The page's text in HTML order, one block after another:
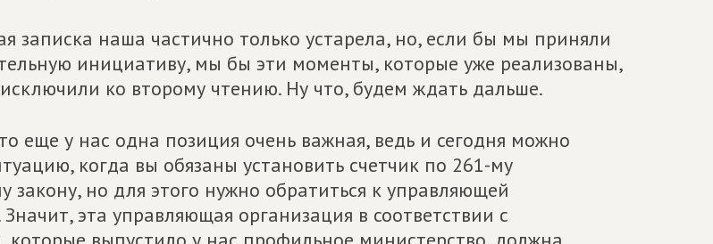
записка наша частично только устарела, но, если бы мы приняли
инициативу, мы бы эти моменты, которые уже реализованы,
исключили ко второму чтению. Ну что, будем ждать дальше.
еще у нас одна позиция очень важная, ведь и сегодня можно
когда вы обязаны установить счетчик по 261-му
закону, но для этого нужно обратиться к управляющей
эта управляющая организация в соответствии с